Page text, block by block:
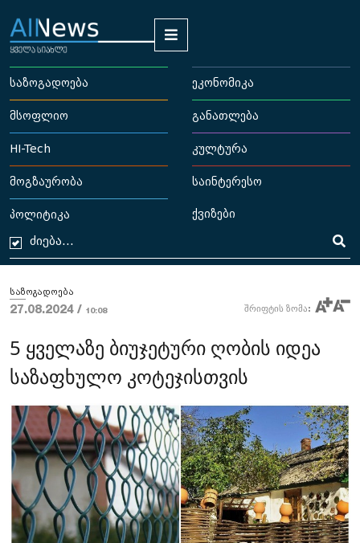
საზოგადოება ეკონომიკა
მსოფლიო განათლება
HI-Tech კულტურა
მოგზაურობა საინტერესო
პოლიტიკა ქვიზები
საზოგადოება
27.08.2024 / 10:08 შრიფტის ზომა:
5 ყველაზე ბიუჯეტური ღობის იდეა
საზაფხულო კოტეჯისთვის